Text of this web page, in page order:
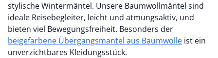
stylische Wintermäntel. Unsere Baumwollmäntel sind
ideale Reisebegleiter, leicht und atmungsaktiv, und
bieten viel Bewegungsfreiheit. Besonders der
beigefarbene Übergangsmantel aus Baumwolle ist ein
unverzichtbares Kleidungsstück.